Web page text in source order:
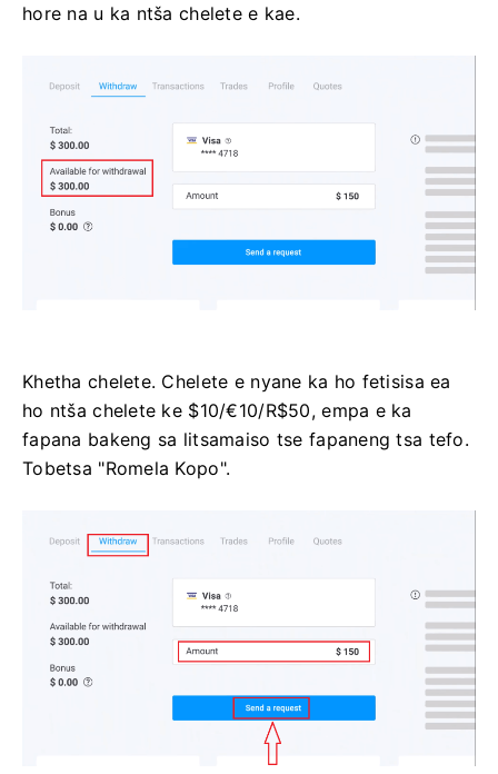
hore na u ka ntša chelete e kae.
Khetha chelete. Chelete e nyane ka ho fetisisa ea
ho ntša chelete ke $10/€10/R$50, empa e ka
fapana bakeng sa litsamaiso tse fapaneng tsa tefo.
Tobetsa "Romela Kopo".